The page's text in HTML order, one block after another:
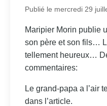
Publié le mercredi 29
Maripier Morin publie
son père et son fils…
tellement heureux…
commentaires:
Le grand-papa a l’air
dans l’article.